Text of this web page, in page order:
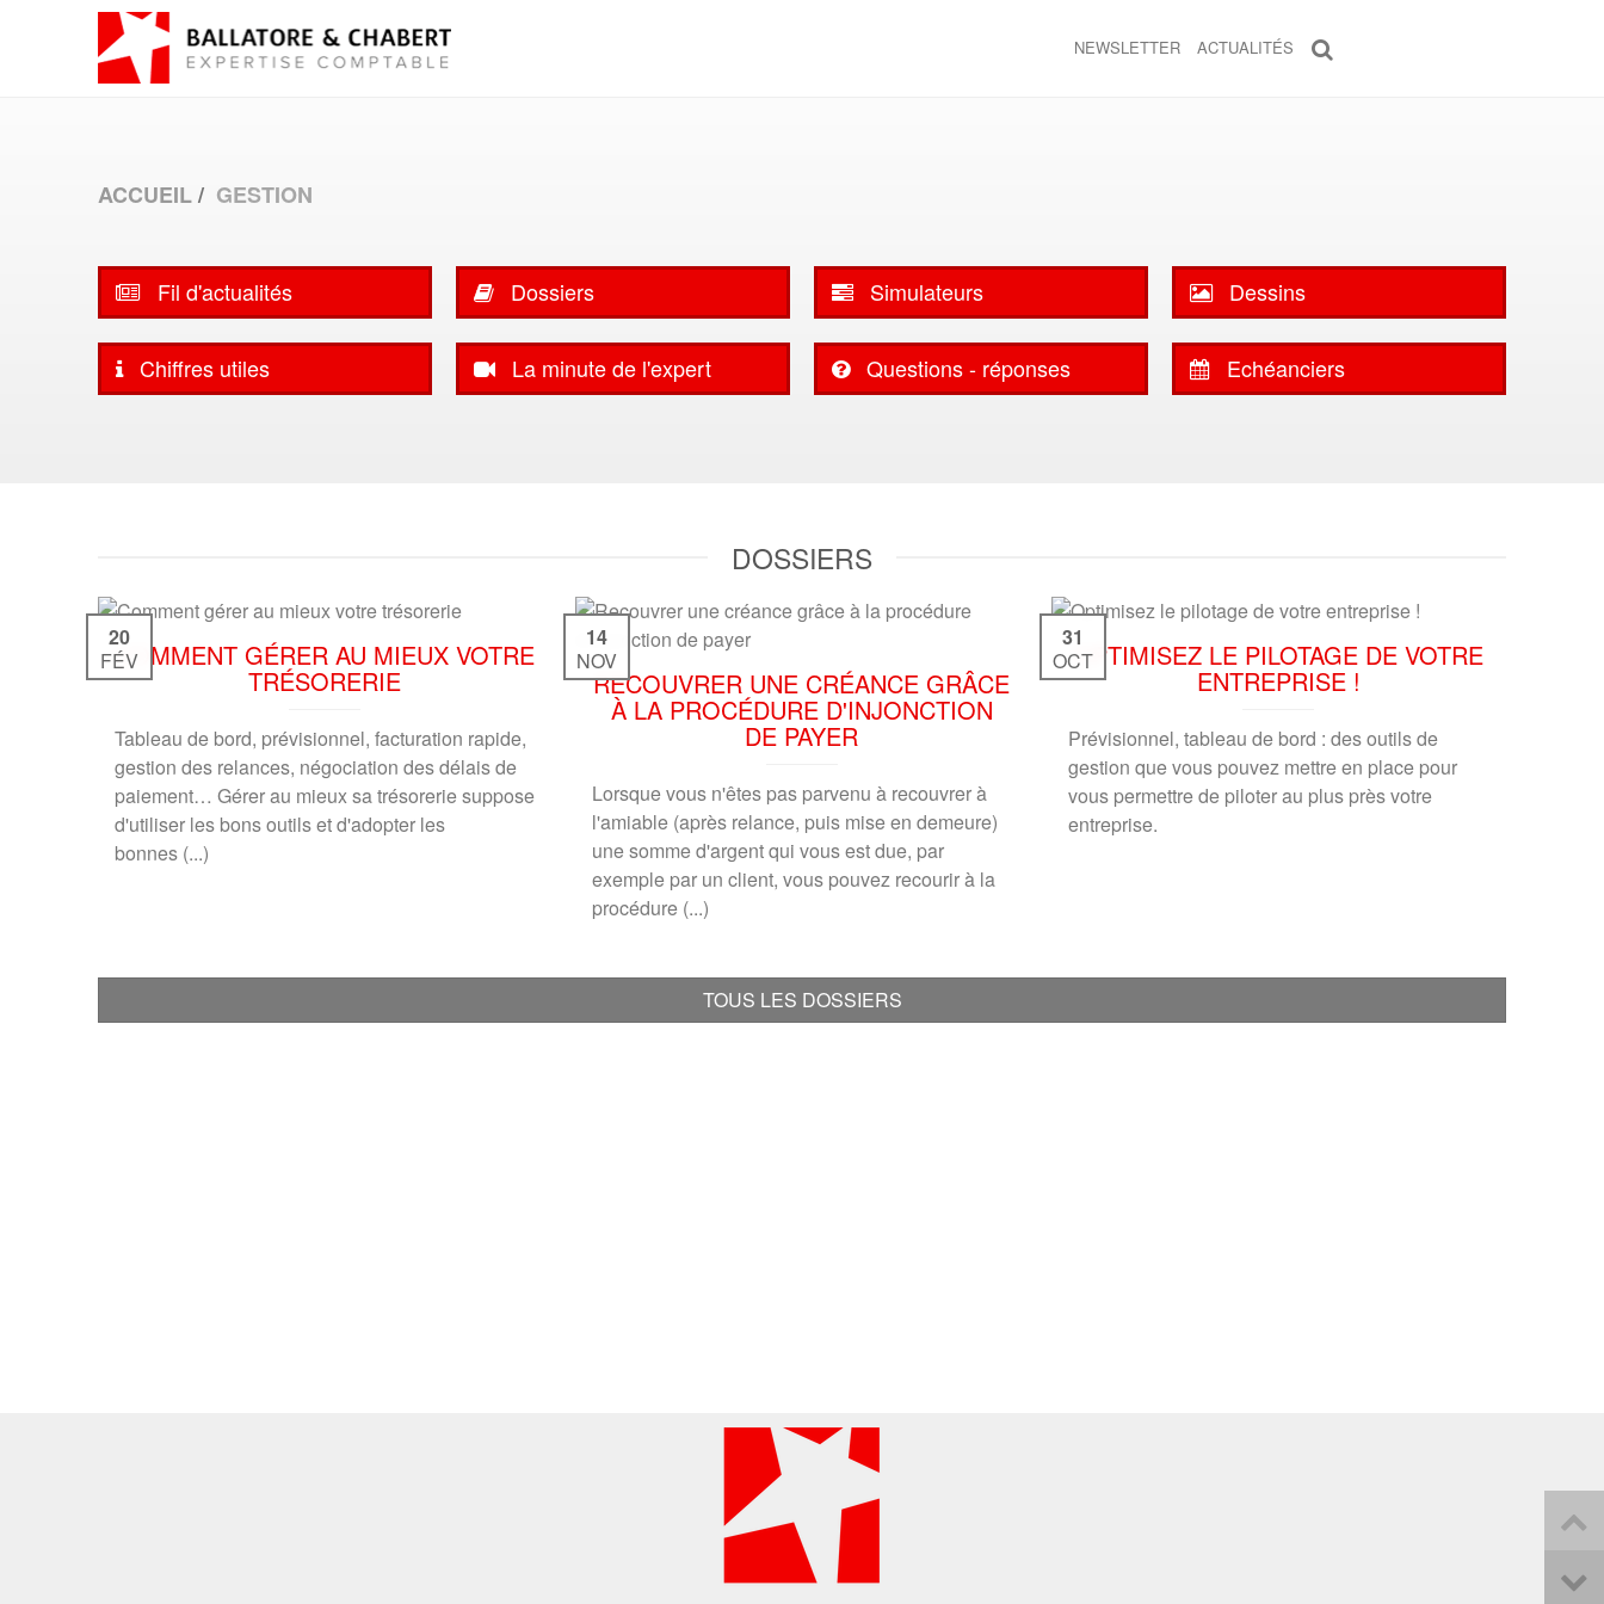
NEWSLETTER ACTUALITÉS
ACCUEIL GESTION
Fil d'actualités Dossiers Simulateurs Dessins
Chiffres utiles La minute de l'expert Questions - réponses Echéanciers
DOSSIERS
COMMENT GÉRER AU MIEUX VOTRE
TRÉSORERIE
20
FÉV
Tableau de bord, prévisionnel, facturation rapide,
gestion des relances, négociation des délais de
paiement… Gérer au mieux sa trésorerie suppose
d'utiliser les bons outils et d'adopter les
bonnes (...)
RECOUVRER UNE CRÉANCE GRÂCE
À LA PROCÉDURE D'INJONCTION
DE PAYER
14
NOV
Lorsque vous n'êtes pas parvenu à recouvrer à
l'amiable (après relance, puis mise en demeure)
une somme d'argent qui vous est due, par
exemple par un client, vous pouvez recourir à la
procédure (...)
OPTIMISEZ LE PILOTAGE DE VOTRE
ENTREPRISE !
31
OCT
Prévisionnel, tableau de bord : des outils de
gestion que vous pouvez mettre en place pour
vous permettre de piloter au plus près votre
entreprise.
TOUS LES DOSSIERS